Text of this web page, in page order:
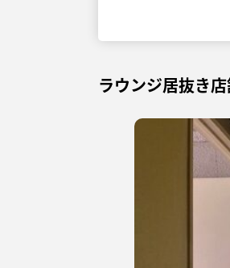
ラウンジ居抜き